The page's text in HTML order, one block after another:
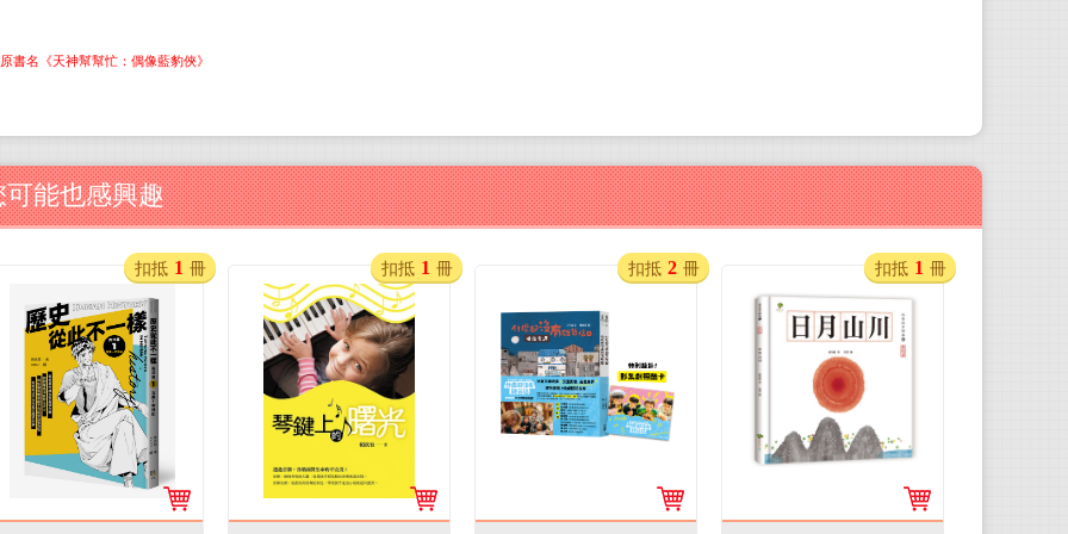
書名《天神幫幫忙：偶像藍豹俠》
可能也感興趣
扣抵 1 冊 扣抵 1 冊 扣抵 2 冊 扣抵 1 冊